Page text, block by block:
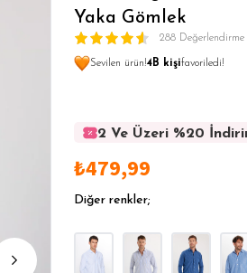
Yaka Gömlek
288 Değerlendirme
Sevilen ürün!4B kişifavoriledi!
2 Ve Üzeri %20
2 Ve Üzeri %20
2 Ve Üzeri %20
₺479,99
Diğer renkler;